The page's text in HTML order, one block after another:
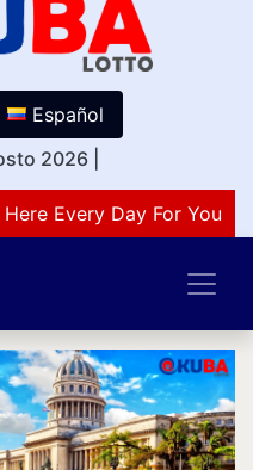
Español
2026
Every Day For You